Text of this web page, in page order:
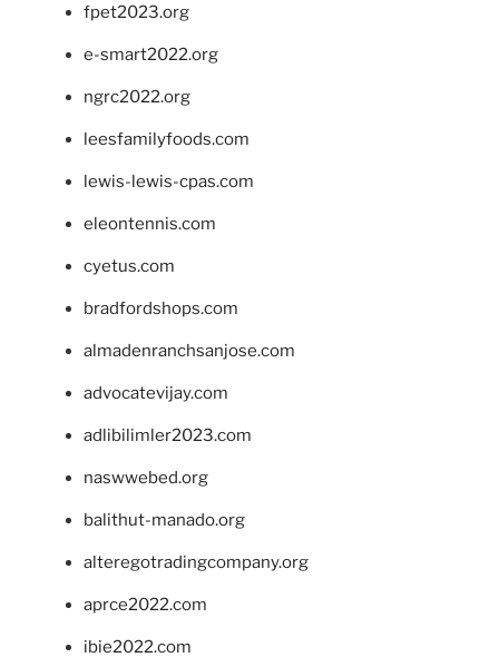
fpet2023.org
e-smart2022.org
ngrc2022.org
leesfamilyfoods.com
lewis-lewis-cpas.com
eleontennis.com
cyetus.com
bradfordshops.com
almadenranchsanjose.com
advocatevijay.com
adlibilimler2023.com
naswwebed.org
balithut-manado.org
alteregotradingcompany.org
aprce2022.com
ibie2022.com